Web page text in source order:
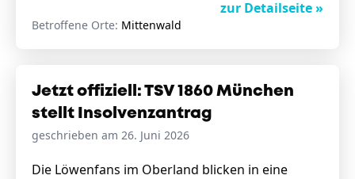
zur Detailseite »
Betroffene Orte: Mittenwald
Jetzt offiziell: TSV 1860 München
stellt Insolvenzantrag
geschrieben am 26. Juni 2026
Die Löwenfans im Oberland blicken in eine